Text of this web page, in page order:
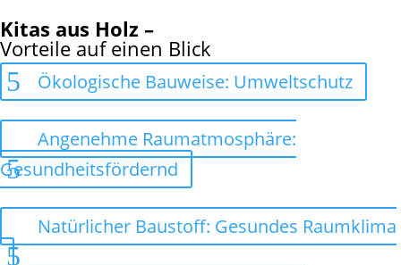
Kitas aus Holz –
Vorteile auf einen Blick
Ökologische Bauweise: Umweltschutz
Angenehme Raumatmosphäre:
Gesundheitsfördernd
Natürlicher Baustoff: Gesundes Raumklima